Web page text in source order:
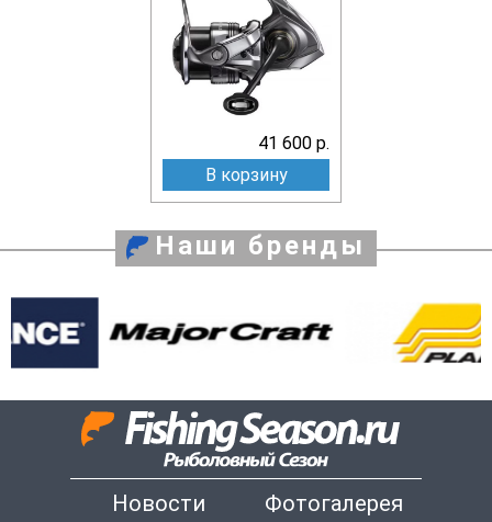
41 600 р.
В корзину
Наши бренды
Новости Фотогалерея